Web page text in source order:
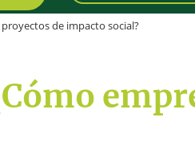
de impacto social?